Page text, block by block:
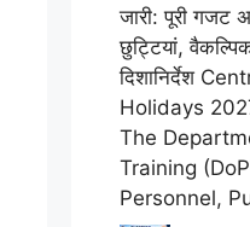
जारी: पूरी गजट
छुट्टियां,
दिशानिर्देश
Holidays
The
Training
Personnel,